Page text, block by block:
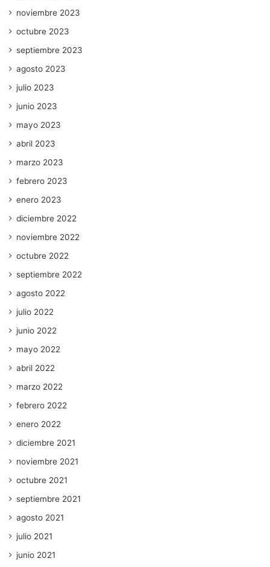
noviembre 2023
octubre 2023
septiembre 2023
agosto 2023
julio 2023
junio 2023
mayo 2023
abril 2023
marzo 2023
febrero 2023
enero 2023
diciembre 2022
noviembre 2022
octubre 2022
septiembre 2022
agosto 2022
julio 2022
junio 2022
mayo 2022
abril 2022
marzo 2022
febrero 2022
enero 2022
diciembre 2021
noviembre 2021
octubre 2021
septiembre 2021
agosto 2021
julio 2021
junio 2021